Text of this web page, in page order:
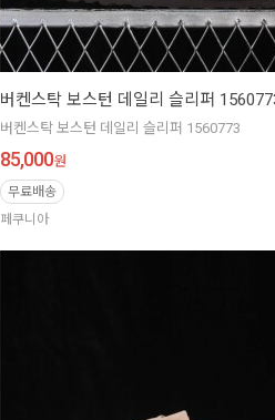
버켄스탁 보스턴 데일리 슬리퍼
버켄스탁 보스턴 데일리 슬리퍼 1560773
85,000원
무료배송
페쿠니아